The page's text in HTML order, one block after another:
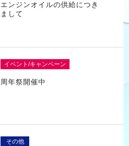
エンジンオイルの供給につき
まして
イベント/キャンペーン
周年祭開催中
その他